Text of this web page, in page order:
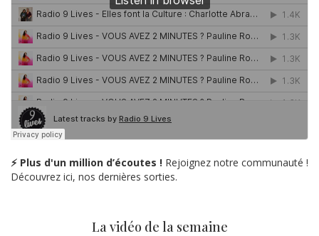
⚡ Plus d'un million d’écoutes ! Rejoignez notre communauté !
Découvrez ici, nos dernières sorties.
La vidéo de la semaine